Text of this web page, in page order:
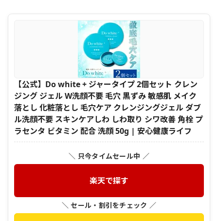
【公式】Do white + ジャータイプ 2個セット クレン
ジング ジェル W洗顔不要 毛穴 黒ずみ 敏感肌 メイク
落とし 化粧落とし 毛穴ケア クレンジングジェル ダブ
ル洗顔不要 スキンケアしわ しわ取り シワ改善 角栓 プ
ラセンタ ビタミン 配合 洗顔 50g | 安心健康ライフ
＼ 只今タイムセール中 ／
楽天で探す
＼ セール・割引をチェック ／